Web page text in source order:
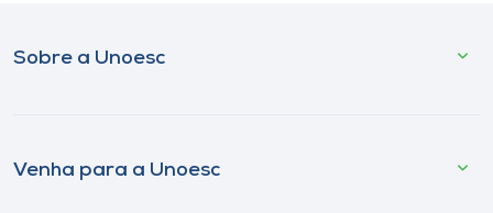
Sobre a Unoesc
Venha para a Unoesc